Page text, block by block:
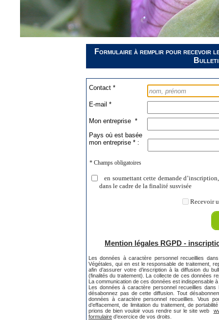
Formulaire à remplir pour recevoir
Contact *
E-mail *
Mon entreprise *
Pays où est basée
mon entreprise * :
Recevoir
en soumettant cette demande
dans le cadre de la finalité susvisée
* Champs obligatoires
Mention légales RGPD -
Les données à caractère personnel recueillies
Végétales, qui en est le responsable de traitement,
afin d’assurer votre d’inscription à la diffusion du
(finalités du traitement). La collecte de ces données
La communication de ces données est indispensable à
Les données à caractère personnel recueillies
désabonnez pas de cette diffusion. Tout
données à caractère personnel recueillies. Vous
d’effacement, de limitation du traitement, de
prions de bien vouloir vous rendre sur le site web
formulaire d’exercice de vos droits.